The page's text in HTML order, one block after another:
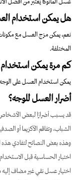
هل يمكن استخدام
نعم، يمكن مزج العسل مع مكونات
المختلفة.
كم مرة يمكن استخدام
يمكن استخدام العسل على الوجه 2-3 مرات أسبوعيًا للحصول على أفضل
أضرار العسل للوجه؟
قد يسبب أضرارًا لبعض
الشباب، وتفاقم الأكزيما أو
وهذه بعض النصائح لتفادي هذه
اختبار الحساسية قبل
اختيار عسل نقي غير مضاف إليه